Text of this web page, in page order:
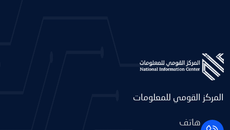
المركز القومي للمعلومات
هاتف